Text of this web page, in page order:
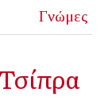
Γνώμες